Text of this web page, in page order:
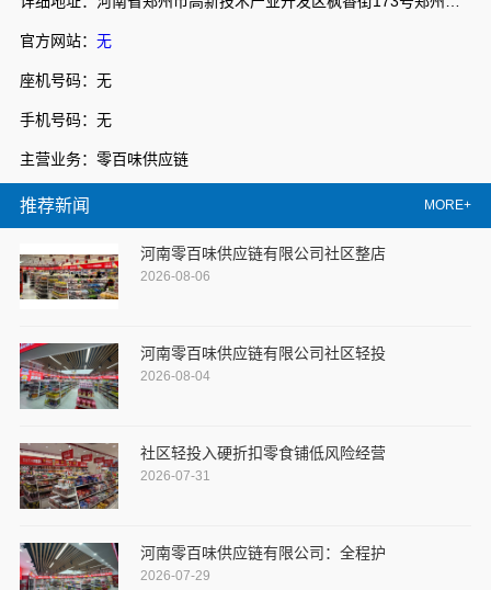
官方网站： 无
座机号码：无
手机号码：无
主营业务：零百味供应链
推荐新闻 MORE+
河南零百味供应链有限公司社区整店
2026-08-06
河南零百味供应链有限公司社区轻投
2026-08-04
社区轻投入硬折扣零食铺低风险经营
2026-07-31
河南零百味供应链有限公司：全程护
2026-07-29